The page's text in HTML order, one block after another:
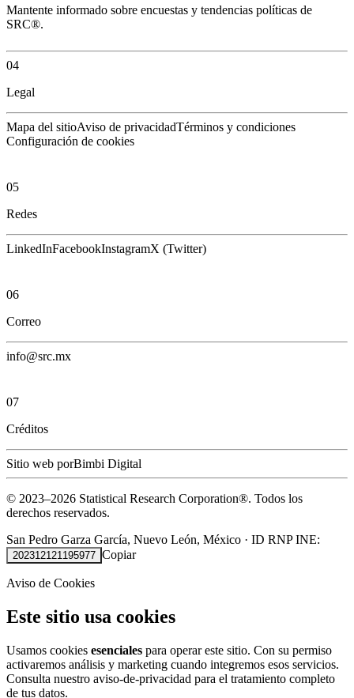
Mantente informado sobre encuestas y tendencias políticas de
SRC®.
04
Legal
Mapa del sitioAviso de privacidadTérminos y condiciones
Configuración de cookies
05
Redes
LinkedInFacebookInstagramX (Twitter)
06
Correo
info@src.mx
07
Créditos
Sitio web porBimbi Digital
© 2023–2026 Statistical Research Corporation®. Todos los
derechos reservados.
San Pedro Garza García, Nuevo León, México · ID RNP INE:
202312121195977 Copiar
Aviso de Cookies
Este sitio usa cookies
Usamos cookies esenciales para operar este sitio. Con su permiso
activaremos análisis y marketing cuando integremos esos servicios.
Consulta nuestro aviso-de-privacidad para el tratamiento completo
de tus datos.